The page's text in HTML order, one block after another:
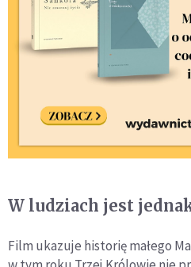
W ludziach jest
Film ukazuje historię małego